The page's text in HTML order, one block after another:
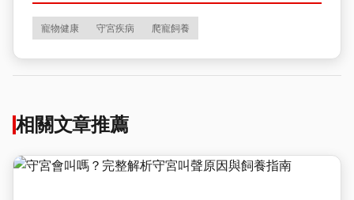
寵物健康 守宮疾病 爬寵飼養
相關文章推薦